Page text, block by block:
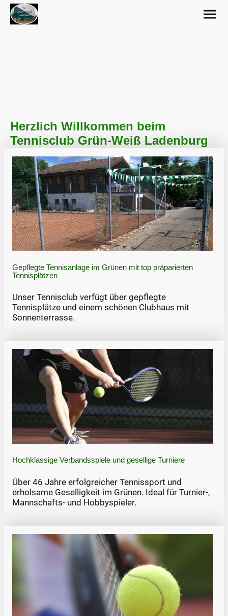
Herzlich Willkommen beim
Tennisclub Grün-Weiß Ladenburg
Gepflegte Tennisanlage im Grünen mit top präparierten
Tennisplätzen
Unser Tennisclub verfügt über gepflegte
Tennisplätze und einem schönen Clubhaus mit
Sonnenterrasse.
Hochklassige Verbandsspiele und gesellige Turniere
Über 46 Jahre erfolgreicher Tennissport und
erholsame Geselligkeit im Grünen. Ideal für Turnier-,
Mannschafts- und Hobbyspieler.